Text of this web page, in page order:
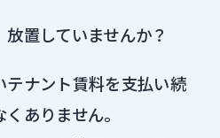
置していませんか？
テナント賃料を支払い続
ありません。